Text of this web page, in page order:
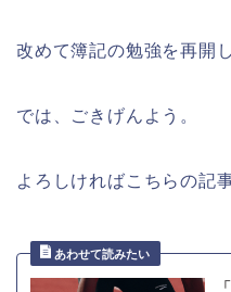
改めて簿記の勉強を再開
では、ごきげんよう。
よろしければこちらの記